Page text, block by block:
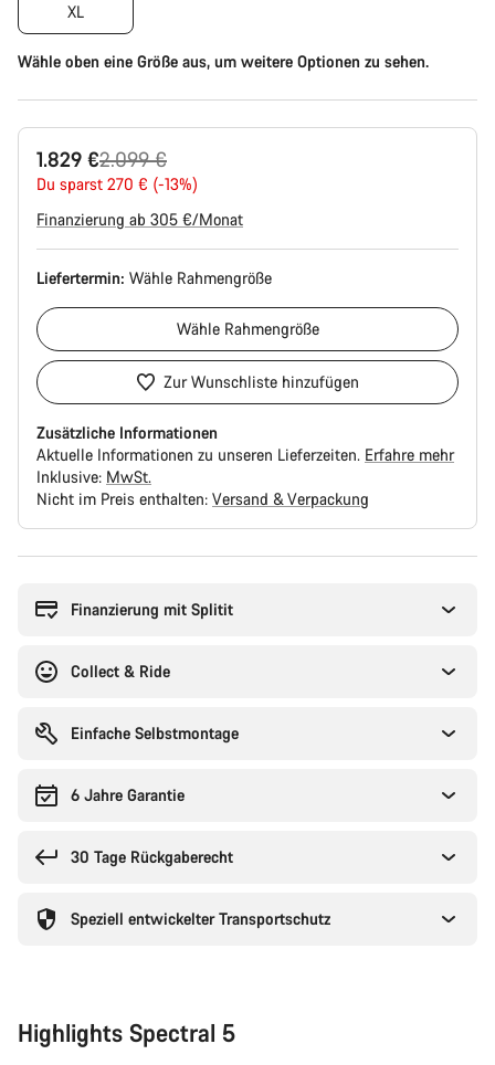
XL
Wähle oben eine Größe aus, um weitere Optionen zu sehen.
1.829 €
Ursprungspreis
2.099 €
Du sparst 270 € (-13%)
Finanzierung ab 305 €/Monat
Liefertermin: Wähle Rahmengröße
Wähle Rahmengröße
Zur Wunschliste hinzufügen
Zusätzliche Informationen
Aktuelle Informationen zu unseren Lieferzeiten. Erfahre mehr
Inklusive: MwSt.
Nicht im Preis enthalten: Versand & Verpackung
Finanzierung mit Splitit
Collect & Ride
Einfache Selbstmontage
6 Jahre Garantie
30 Tage Rückgaberecht
Speziell entwickelter Transportschutz
Highlights Spectral 5